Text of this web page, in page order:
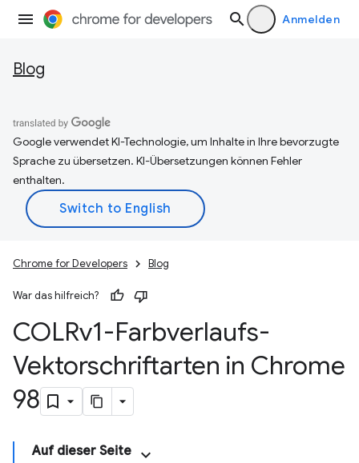
Anmelden
Blog
Google verwendet KI-Technologie, um Inhalte in Ihre bevorzugte
Sprache zu übersetzen. KI-Übersetzungen können Fehler
enthalten.
Chrome for Developers Blog
War das hilfreich?
COLRv1-Farbverlaufs-
Vektorschriftarten in Chrome
98
Auf dieser Seite